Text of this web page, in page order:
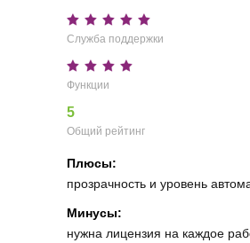
Служба поддержки
Функции
5
Общий рейтинг
Плюсы:
прозрачность и уровень
Минусы:
нужна лицензия на каждое